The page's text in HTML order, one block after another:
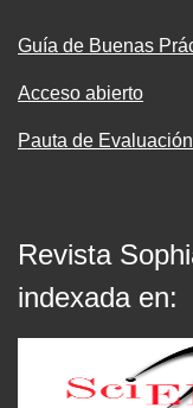
Guía de Buenas
Acceso abierto
Pauta de Evaluación
Revista
indexada en: